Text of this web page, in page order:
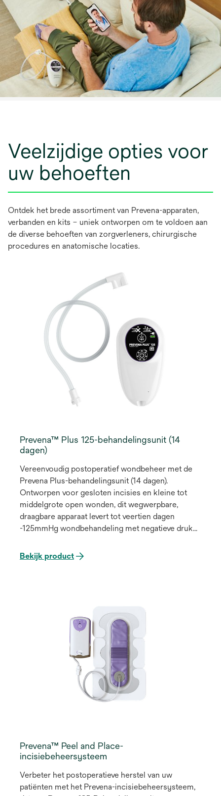
Veelzijdige opties voor
uw behoeften
Ontdek het brede assortiment van Prevena-apparaten,
verbanden en kits – uniek ontworpen om te voldoen aan
de diverse behoeften van zorgverleners, chirurgische
procedures en anatomische locaties.
Prevena™ Plus 125-behandelingsunit (14
dagen)
Vereenvoudig postoperatief wondbeheer met de
Prevena Plus-behandelingsunit (14 dagen).
Ontworpen voor gesloten incisies en kleine tot
middelgrote open wonden, dit wegwerpbare,
draagbare apparaat levert tot veertien dagen
-125mmHg wondbehandeling met negatieve druk
kan worden gecombineerd met een reeks
Bekijk product
Prevena™ Peel and Place-
incisiebeheersysteem
Verbeter het postoperatieve herstel van uw
patiënten met het Prevena-incisiebeheersysteem,